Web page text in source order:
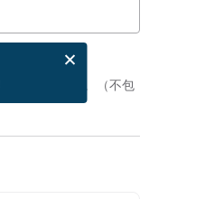
贺卡是什么？
5 个工作天。（不包